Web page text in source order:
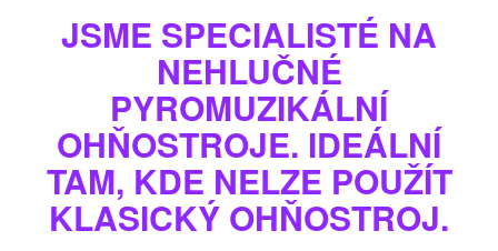
Zobrazit větší
JSME SPECIALISTÉ NA
NEHLUČNÉ
PYROMUZIKÁLNÍ
OHŇOSTROJE. IDEÁLNÍ
TAM, KDE NELZE POUŽÍT
KLASICKÝ OHŇOSTROJ.